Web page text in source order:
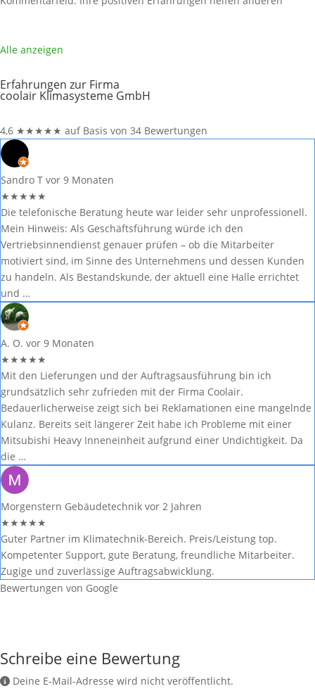
und bleibenWeiterlesen …
Alle anzeigen
Erfahrungen zur Firma
coolair Klimasysteme GmbH
4,6 ★★★★★ auf Basis von 34 Bewertungen
Sandro T vor 9 Monaten
★★★★★
Die telefonische Beratung heute war leider sehr unprofessionell.
Mein Hinweis: Als Geschäftsführung würde ich den
Vertriebsinnendienst genauer prüfen – ob die Mitarbeiter
motiviert sind, im Sinne des Unternehmens und dessen Kunden
zu handeln. Als Bestandskunde, der aktuell eine Halle errichtet
und …
A. O. vor 9 Monaten
★★★★★
Mit den Lieferungen und der Auftragsausführung bin ich
grundsätzlich sehr zufrieden mit der Firma Coolair.
Bedauerlicherweise zeigt sich bei Reklamationen eine mangelnde
Kulanz. Bereits seit längerer Zeit habe ich Probleme mit einer
Mitsubishi Heavy Inneneinheit aufgrund einer Undichtigkeit. Da
die …
Morgenstern Gebäudetechnik vor 2 Jahren
★★★★★
Guter Partner im Klimatechnik-Bereich. Preis/Leistung top.
Kompetenter Support, gute Beratung, freundliche Mitarbeiter.
Zugige und zuverlässige Auftragsabwicklung.
Bewertungen von Google
Schreibe eine Bewertung
Deine E-Mail-Adresse wird nicht veröffentlicht.